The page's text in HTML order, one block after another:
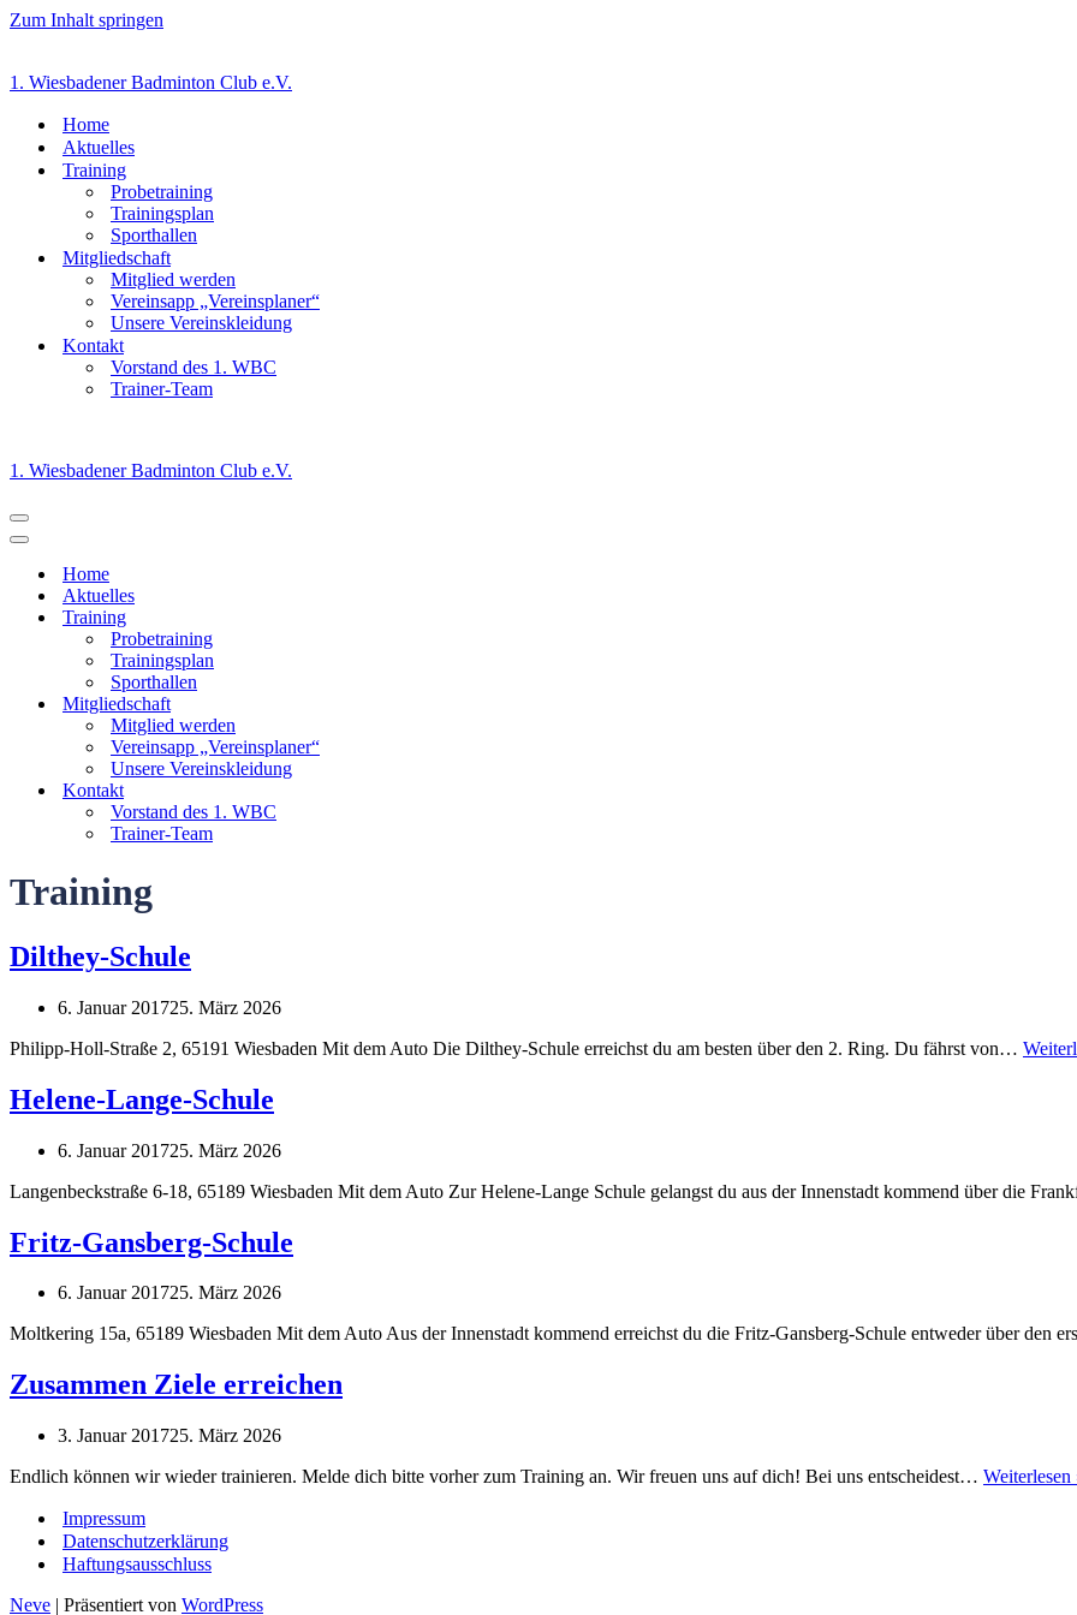
Zum Inhalt springen
1. Wiesbadener Badminton Club e.V.
Home
Aktuelles
Training
Probetraining
Trainingsplan
Sporthallen
Mitgliedschaft
Mitglied werden
Vereinsapp „Vereinsplaner“
Unsere Vereinskleidung
Kontakt
Vorstand des 1. WBC
Trainer-Team
1. Wiesbadener Badminton Club e.V.
Navigationsmenü
Navigationsmenü
Home
Aktuelles
Training
Probetraining
Trainingsplan
Sporthallen
Mitgliedschaft
Mitglied werden
Vereinsapp „Vereinsplaner“
Unsere Vereinskleidung
Kontakt
Vorstand des 1. WBC
Trainer-Team
Training
Dilthey-Schule
6. Januar 201725. März 2026
Philipp-Holl-Straße 2, 65191 Wiesbaden Mit dem Auto Die Dilthey-Schule erreichst du am besten über den 2. Ring. Du fährst von…
Helene-Lange-Schule
6. Januar 201725. März 2026
Langenbeckstraße 6-18, 65189 Wiesbaden Mit dem Auto Zur Helene-Lange Schule gelangst du aus der Innenstadt kommend über die
Fritz-Gansberg-Schule
6. Januar 201725. März 2026
Moltkering 15a, 65189 Wiesbaden Mit dem Auto Aus der Innenstadt kommend erreichst du die Fritz-Gansberg-Schule entweder über den
Zusammen Ziele erreichen
3. Januar 201725. März 2026
Endlich können wir wieder trainieren. Melde dich bitte vorher zum Training an. Wir freuen uns auf dich! Bei uns entscheidest… Weiterlesen
Impressum
Datenschutzerklärung
Haftungsausschluss
Neve | Präsentiert von WordPress